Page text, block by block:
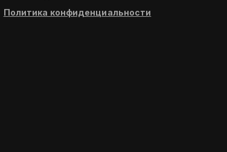
Политика конфиденциальности